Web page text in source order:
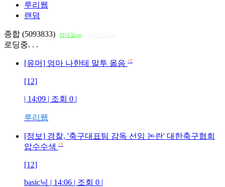
루리웹
랜덤
종합 (5093833) 썸네일on
로딩중. . .
[유머] 엄마 나한테 말투 옮음 +2
[12]
| 14:09 | 조회 0 |
루리웹
[정보] 경찰, '축구대표팀 감독 선임 논란' 대한축구협회
압수수색 +1
[12]
basic닉 | 14:06 | 조회 0 |